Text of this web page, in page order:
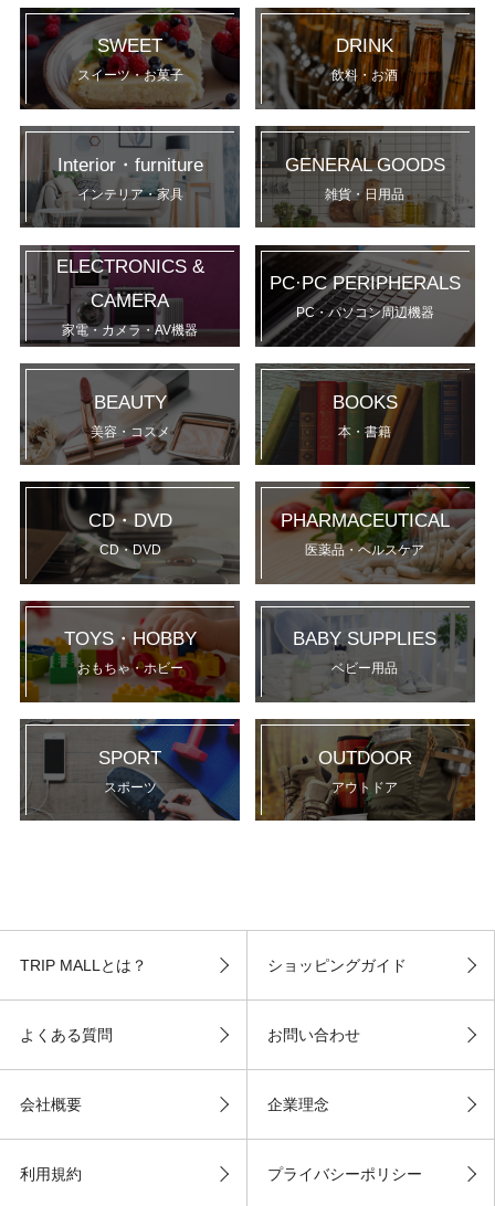
SWEET
スイーツ・お菓子
DRINK
飲料・お酒
Interior・furniture
インテリア・家具
GENERAL GOODS
雑貨・日用品
ELECTRONICS &
CAMERA
家電・カメラ・AV機器
PC·PC PERIPHERALS
PC・パソコン周辺機器
BEAUTY
美容・コスメ
BOOKS
本・書籍
CD・DVD
CD・DVD
PHARMACEUTICAL
医薬品・ヘルスケア
TOYS・HOBBY
おもちゃ・ホビー
BABY SUPPLIES
ベビー用品
SPORT
スポーツ
OUTDOOR
アウトドア
TRIP MALLとは？ ショッピングガイド
よくある質問 お問い合わせ
会社概要 企業理念
利用規約 プライバシーポリシー